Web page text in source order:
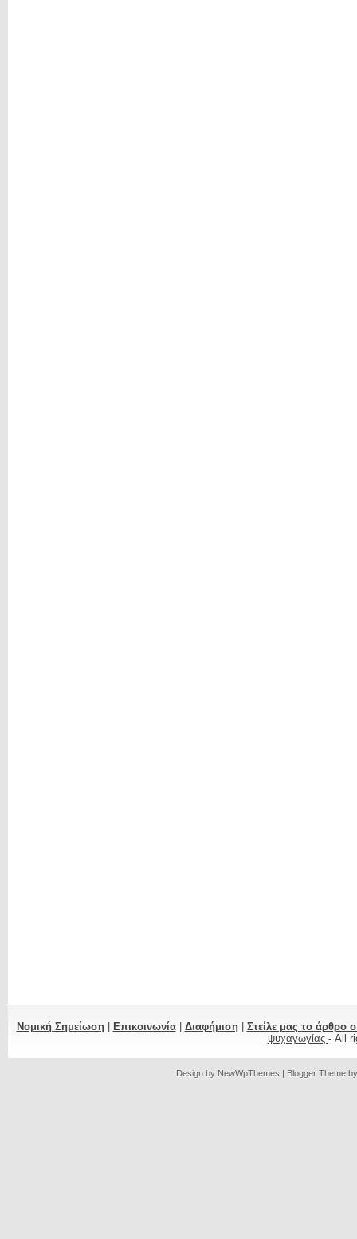
Νομική Σημείωση| Επικοινωνία| Διαφήμιση| Στείλε μας το άρθρο
ψυχαγωγίας - All
Design by NewWpThemes | Blogger Theme